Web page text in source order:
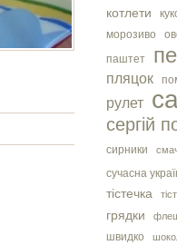
котлети
морозиво
паштет
пляцок
рулет
сергiй
сирники
сучасна
тістечка
грядки
швидко